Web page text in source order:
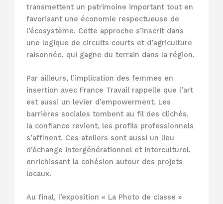
transmettent un patrimoine important tout en
favorisant une économie respectueuse de
l’écosystème. Cette approche s’inscrit dans
une logique de circuits courts et d’agriculture
raisonnée, qui gagne du terrain dans la région.
Par ailleurs, l’implication des femmes en
insertion avec France Travail rappelle que l’art
est aussi un levier d’empowerment. Les
barrières sociales tombent au fil des clichés,
la confiance revient, les profils professionnels
s’affinent. Ces ateliers sont aussi un lieu
d’échange intergénérationnel et interculturel,
enrichissant la cohésion autour des projets
locaux.
Au final, l’exposition « La Photo de classe »